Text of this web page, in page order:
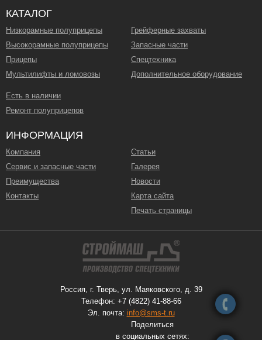
КАТАЛОГ
Низкорамные полуприцепы
Высокорамные полуприцепы
Прицепы
Мультилифты и ломовозы
Грейферные захваты
Запасные части
Спецтехника
Дополнительное оборудование
Есть в наличии
Ремонт полуприцепов
ИНФОРМАЦИЯ
Компания
Сервис и запасные части
Преимущества
Контакты
Статьи
Галерея
Новости
Карта сайта
Печать страницы
Россия, г. Тверь, ул. Маяковского, д. 39
Телефон: +7 (4822) 41-88-66
Эл. почта: info@sms-t.ru
Поделиться
в социальных сетях: